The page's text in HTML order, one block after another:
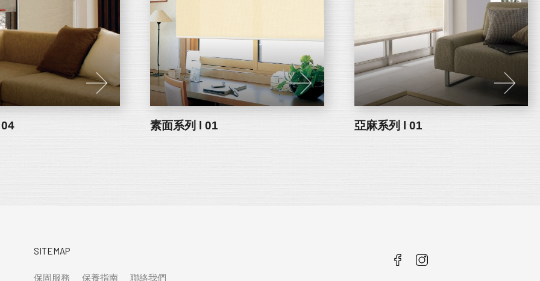
素面系列 l 01 亞麻系列 l 01
SITEMAP
保固服務 保養指南 聯絡我們